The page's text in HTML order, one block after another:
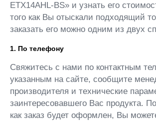
ETX14AHL-BS» и узнать его
того как Вы отыскали подходящий
заказать его можно одним из двух
1. По телефону
Свяжитесь с нами по контактным
указанным на сайте, сообщите
производителя и технические
заинтересовавшего Вас продукта.
как заказ будет оформлен, Вы